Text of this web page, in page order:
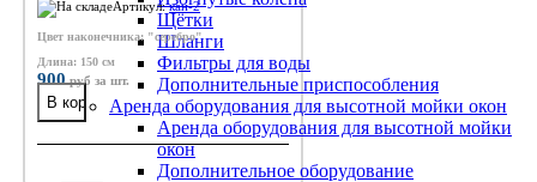
Щётки
Шланги
Фильтры для воды
Дополнительные приспособления
Аренда оборудования для высотной мойки окон
Аренда оборудования для высотной мойки
окон
Дополнительное оборудование
Артикул:кан-2
Цвет наконечника: "серебро"
Длина: 150 см
900руб за шт.